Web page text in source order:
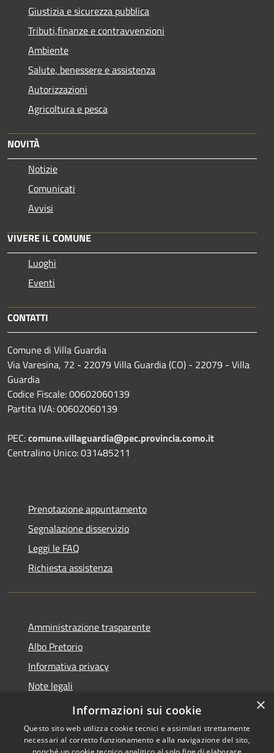
Giustizia e sicurezza pubblica
Tributi,finanze e contravvenzioni
Ambiente
Salute, benessere e assistenza
Autorizzazioni
Agricoltura e pesca
NOVITÀ
Notizie
Comunicati
Avvisi
VIVERE IL COMUNE
Luoghi
Eventi
CONTATTI
Comune di Villa Guardia
Via Varesina, 72 - 22079 Villa Guardia (CO) - 22079 - Villa
Guardia
Codice Fiscale: 00602060139
Partita IVA: 00602060139
PEC:comune.villaguardia@pec.provincia.como.it
Centralino Unico: 031485211
Prenotazione appuntamento
Segnalazione disservizio
Leggi le FAQ
Richiesta assistenza
Amministrazione trasparente
Albo Pretorio
Informativa privacy
Note legali
Dichiarazione di accessibilità
×
Informazioni sui cookie
Questo sito web utilizza cookie tecnici e assimilati strettamente
necessari al corretto funzionamento e alla navigazione del sito,